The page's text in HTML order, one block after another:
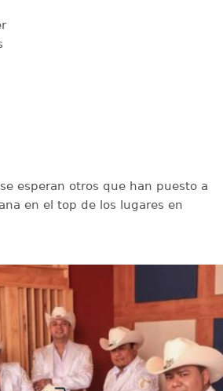
esperan otros que han puesto a
en el top de los lugares en